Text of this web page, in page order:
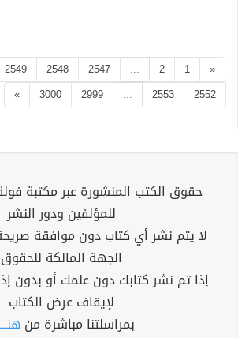
«
1
2
...
2547
2548
2549
2552
2553
...
2999
3000
»
حقوق الكتب المنشورة عبر مكتبة
للمؤلفين ودور النشر
لا يتم نشر أي كتاب دون موافقة
الجهة المالكة للحقوق
إذا تم نشر كتابك دون علمك أو بدون
لإيقاف عرض الكتاب
بمراسلتنا مباشرة من